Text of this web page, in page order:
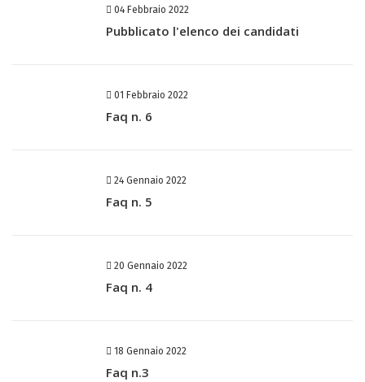
04 Febbraio 2022
Pubblicato l'elenco dei candidati
01 Febbraio 2022
Faq n. 6
24 Gennaio 2022
Faq n. 5
20 Gennaio 2022
Faq n. 4
18 Gennaio 2022
Faq n.3